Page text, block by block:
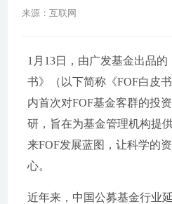
来源：互联网
1月13日，由广发基金出品的
书》（以下简称《FOF白皮
内首次对FOF基金客群的投
研，旨在为基金管理机构提
来FOF发展蓝图，让科学的
心。
近年来，中国公募基金行业